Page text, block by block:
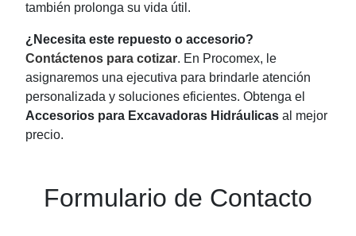
también prolonga su vida útil.
¿Necesita este repuesto o accesorio?
Contáctenos para cotizar. En Procomex, le
asignaremos una ejecutiva para brindarle atención
personalizada y soluciones eficientes. Obtenga el
Accesorios para Excavadoras Hidráulicas al mejor
precio.
Formulario de Contacto